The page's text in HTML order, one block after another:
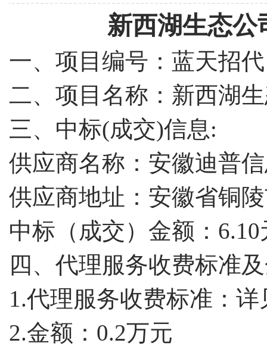
新西湖生态公
一、项目编号：蓝天招
二、项目名称：新西湖
三、中标(成交)信息:
供应商名称： 安徽迪普
供应商地址： 安徽省铜
中标（成交）金额：
四、代理服务收费标准
1.代理服务收费标准：
2.金额：0.2万元